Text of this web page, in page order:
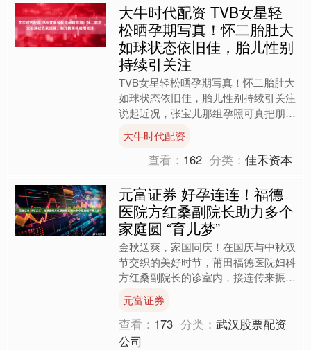
大牛时代配资 TVB女星轻
松晒孕期写真！怀二胎肚大
如球状态依旧佳，胎儿性别
持续引关注
TVB女星轻松晒孕期写真！怀二胎肚大
如球状态依旧佳，胎儿性别持续引关注
说起近况，张宝儿那组孕照可真把朋友
圈刷了个遍。一袭裸色亮钻长裙外加羽
毛披肩，镜头里她半躺....
大牛时代配资
查看： 162 分类：佳禾资本
元富证券 好孕连连！福德
医院方红桑副院长助力多个
家庭圆 “育儿梦”
金秋送爽，家国同庆！在国庆与中秋双
节交织的美好时节，莆田福德医院妇科
方红桑副院长的诊室内，接连传来振奋
人心的“好孕喜讯”——三位宝妈顺利迎
来健康宝宝，三位备孕妈....
元富证券
查看： 173 分类：武汉股票配资
公司